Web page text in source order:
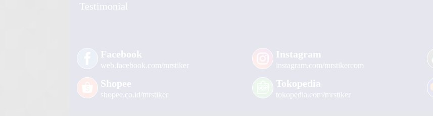
Testimonial
Facebook
web.facebook.com/mrstiker
Instagram
instagram.com/mrstikercom
Shopee
shopee.co.id/mrstiker
Tokopedia
tokopedia.com/mrstiker